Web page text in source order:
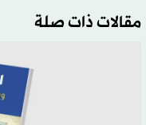
مقالات ذات صلة